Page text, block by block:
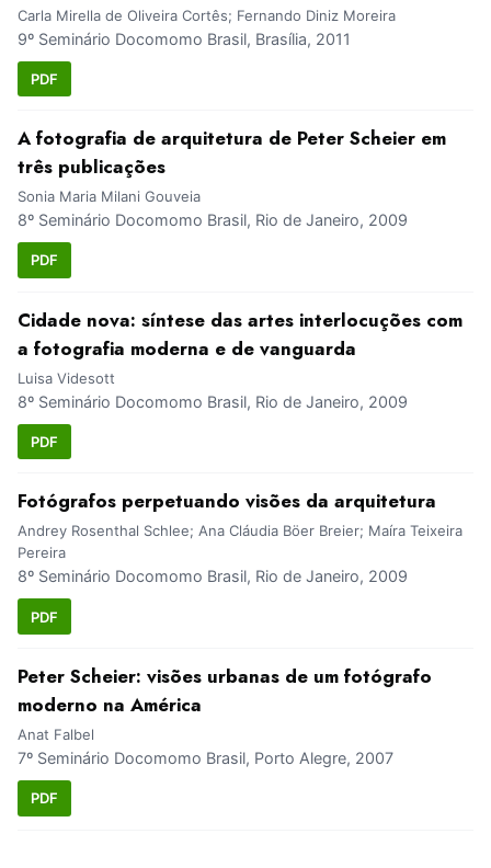
Carla Mirella de Oliveira Cortês; Fernando Diniz Moreira
9º Seminário Docomomo Brasil, Brasília, 2011
PDF
A fotografia de arquitetura de Peter Scheier em
três publicações
Sonia Maria Milani Gouveia
8º Seminário Docomomo Brasil, Rio de Janeiro, 2009
PDF
Cidade nova: síntese das artes interlocuções com
a fotografia moderna e de vanguarda
Luisa Videsott
8º Seminário Docomomo Brasil, Rio de Janeiro, 2009
PDF
Fotógrafos perpetuando visões da arquitetura
Andrey Rosenthal Schlee; Ana Cláudia Böer Breier; Maíra Teixeira
Pereira
8º Seminário Docomomo Brasil, Rio de Janeiro, 2009
PDF
Peter Scheier: visões urbanas de um fotógrafo
moderno na América
Anat Falbel
7º Seminário Docomomo Brasil, Porto Alegre, 2007
PDF